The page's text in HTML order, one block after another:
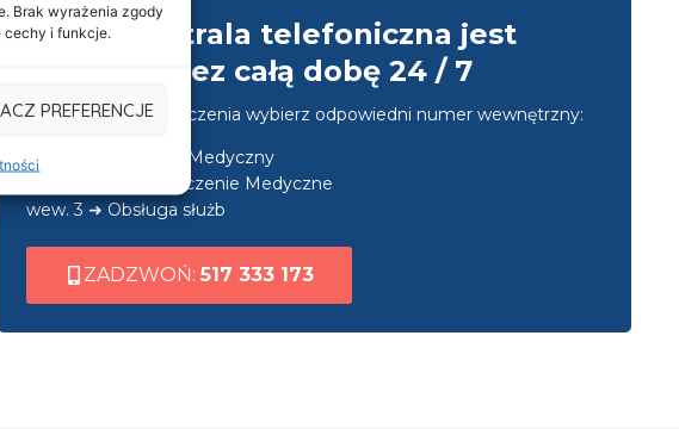
Brak wyrażenia zgody
cechy i funkcje.
PREFERENCJE
Nasza centrala telefoniczna jest
czynna przez całą dobę 24 / 7
Po nawiązaniu połączenia wybierz odpowiedni numer wewnętrzny:
wew. 1 ➜ Transport Medyczny
wew. 2 ➜ Zabezpieczenie Medyczne
wew. 3 ➜ Obsługa służb
ZADZWOŃ:517 333 173